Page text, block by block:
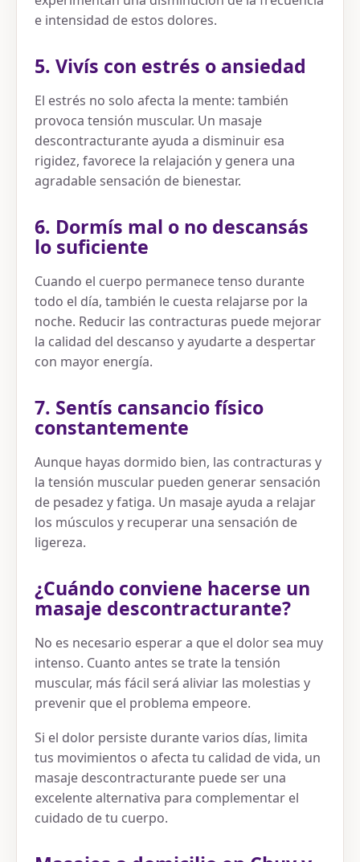
e intensidad de estos dolores.
5. Vivís con estrés o ansiedad
El estrés no solo afecta la mente: también
provoca tensión muscular. Un masaje
descontracturante ayuda a disminuir esa
rigidez, favorece la relajación y genera una
agradable sensación de bienestar.
6. Dormís mal o no descansás
lo suficiente
Cuando el cuerpo permanece tenso durante
todo el día, también le cuesta relajarse por la
noche. Reducir las contracturas puede mejorar
la calidad del descanso y ayudarte a despertar
con mayor energía.
7. Sentís cansancio físico
constantemente
Aunque hayas dormido bien, las contracturas y
la tensión muscular pueden generar sensación
de pesadez y fatiga. Un masaje ayuda a relajar
los músculos y recuperar una sensación de
ligereza.
¿Cuándo conviene hacerse un
masaje descontracturante?
No es necesario esperar a que el dolor sea muy
intenso. Cuanto antes se trate la tensión
muscular, más fácil será aliviar las molestias y
prevenir que el problema empeore.
Si el dolor persiste durante varios días, limita
tus movimientos o afecta tu calidad de vida, un
masaje descontracturante puede ser una
excelente alternativa para complementar el
cuidado de tu cuerpo.